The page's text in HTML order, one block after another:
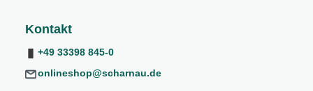
Kontakt
+49 33398 845-0
onlineshop@scharnau.de